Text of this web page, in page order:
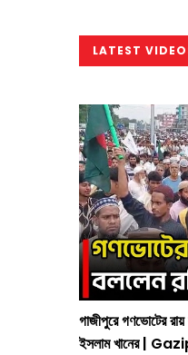
LATEST
গাজীপুরে গণভোটের
ইসলাম খানের |